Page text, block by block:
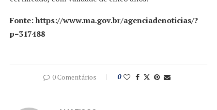
Fonte: https://www.ma.gov.br/agenciadenoticias/?
p=317488
0 Comentários 0